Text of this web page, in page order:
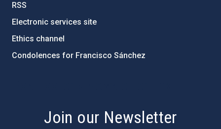
RSS
Electronic services site
Ethics channel
Condolences for Francisco Sánchez
Join our Newsletter